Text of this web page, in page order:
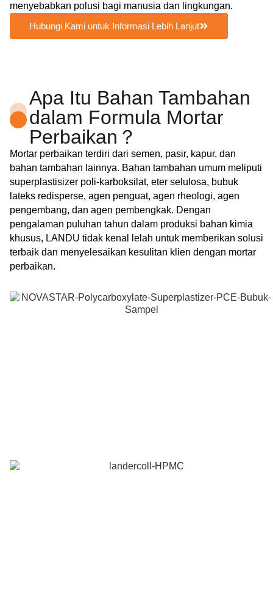
menyebabkan polusi bagi manusia dan lingkungan.
Hubungi Kami untuk Informasi Lebih Lanjut
Apa Itu Bahan Tambahan
dalam Formula Mortar
Perbaikan？
Mortar perbaikan terdiri dari semen, pasir, kapur, dan
bahan tambahan lainnya. Bahan tambahan umum meliputi
superplastisizer poli-karboksilat, eter selulosa, bubuk
lateks redisperse, agen penguat, agen rheologi, agen
pengembang, dan agen pembengkak. Dengan
pengalaman puluhan tahun dalam produksi bahan kimia
khusus, LANDU tidak kenal lelah untuk memberikan solusi
terbaik dan menyelesaikan kesulitan klien dengan mortar
perbaikan.